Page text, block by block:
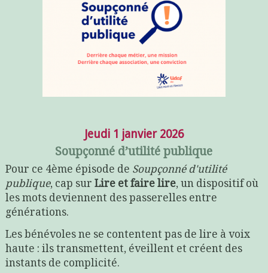
Jeudi 1 janvier 2026
Soupçonné d’utilité publique
Pour ce 4ème épisode de Soupçonné d'utilité
publique, cap sur Lire et faire lire, un dispositif où
les mots deviennent des passerelles entre
générations.
Les bénévoles ne se contentent pas de lire à voix
haute : ils transmettent, éveillent et créent des
instants de complicité.